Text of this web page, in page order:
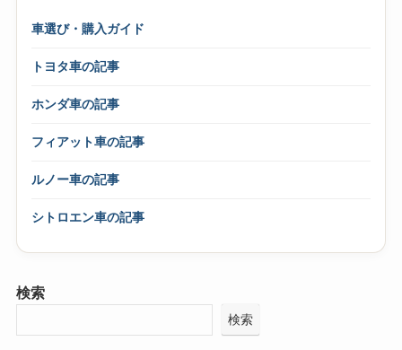
車選び・購入ガイド
トヨタ車の記事
ホンダ車の記事
フィアット車の記事
ルノー車の記事
シトロエン車の記事
検索
検索